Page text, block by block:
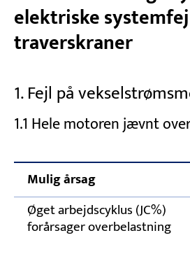
Test af grænseafbrydere og
sikkerhedsanordninger
Brug for eksperthjælp til fejl
system på en traverskran?
elektriske
traverskraner
1. Fejl på
1.1 Hele motoren jævnt
Mulig årsag
Øget arbejdscyklus (JC%)
forårsager overbelastning